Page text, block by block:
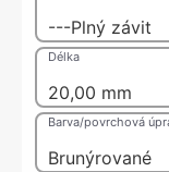
---Plný závit
20,00 mm
Délka
Brunýrované
Barva/povrchová